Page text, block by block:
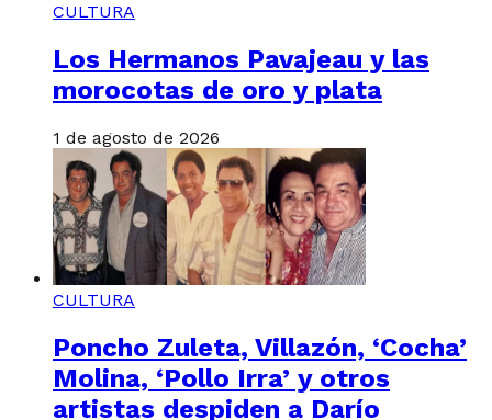
CULTURA
Los Hermanos Pavajeau y las
morocotas de oro y plata
1 de agosto de 2026
CULTURA
Poncho Zuleta, Villazón, ‘Cocha’
Molina, ‘Pollo Irra’ y otros
artistas despiden a Darío